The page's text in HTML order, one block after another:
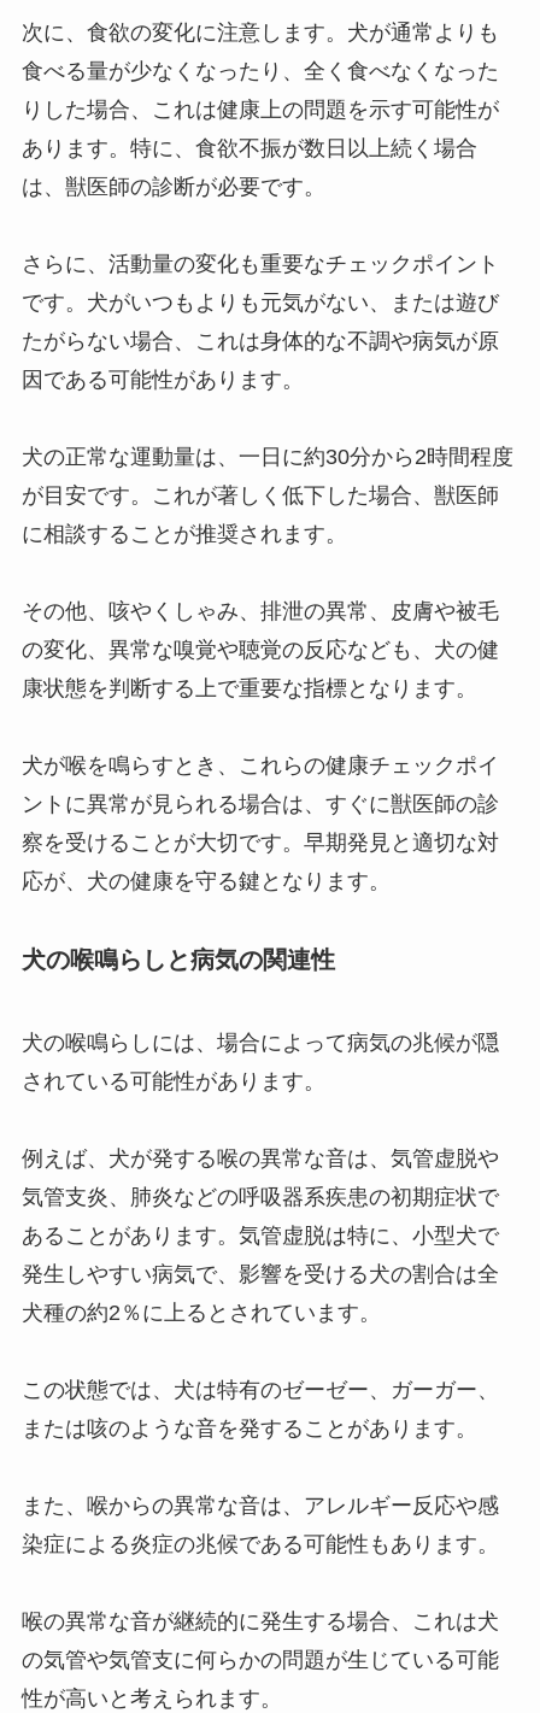
次に、食欲の変化に注意します。犬が通常よりも
食べる量が少なくなったり、全く食べなくなった
りした場合、これは健康上の問題を示す可能性が
あります。特に、食欲不振が数日以上続く場合
は、獣医師の診断が必要です。
さらに、活動量の変化も重要なチェックポイント
です。犬がいつもよりも元気がない、または遊び
たがらない場合、これは身体的な不調や病気が原
因である可能性があります。
犬の正常な運動量は、一日に約30分から2時間程度
が目安です。これが著しく低下した場合、獣医師
に相談することが推奨されます。
その他、咳やくしゃみ、排泄の異常、皮膚や被毛
の変化、異常な嗅覚や聴覚の反応なども、犬の健
康状態を判断する上で重要な指標となります。
犬が喉を鳴らすとき、これらの健康チェックポイ
ントに異常が見られる場合は、すぐに獣医師の診
察を受けることが大切です。早期発見と適切な対
応が、犬の健康を守る鍵となります。
犬の喉鳴らしと病気の関連性
犬の喉鳴らしには、場合によって病気の兆候が隠
されている可能性があります。
例えば、犬が発する喉の異常な音は、気管虚脱や
気管支炎、肺炎などの呼吸器系疾患の初期症状で
あることがあります。気管虚脱は特に、小型犬で
発生しやすい病気で、影響を受ける犬の割合は全
犬種の約2％に上るとされています。
この状態では、犬は特有のゼーゼー、ガーガー、
または咳のような音を発することがあります。
また、喉からの異常な音は、アレルギー反応や感
染症による炎症の兆候である可能性もあります。
喉の異常な音が継続的に発生する場合、これは犬
の気管や気管支に何らかの問題が生じている可能
性が高いと考えられます。